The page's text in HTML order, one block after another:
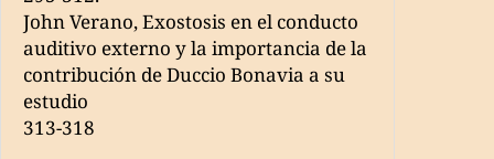
John Verano, Exostosis en el conducto
auditivo externo y la importancia de la
contribución de Duccio Bonavia a su
estudio
313-318